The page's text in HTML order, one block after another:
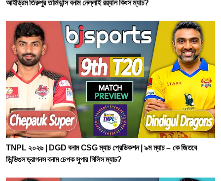
আইড্রিম তিরুপুর তামিঝান্স বনাম নেল্লাই রয়্যাল কিংস ম্যাচ?
TNPL ২০২৬ | DGD বনাম CSG ম্যাচ প্রেডিকশন | ৯ম ম্যাচ – কে জিতবে
ডিন্ডিগুল ড্রাগনস বনাম চেপক সুপার গিলিস ম্যাচ?